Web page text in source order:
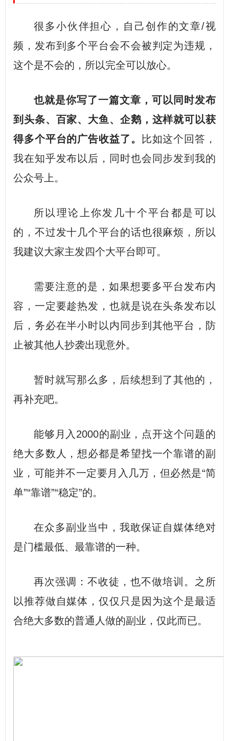
很多小伙伴担心，自己创作的文章/视
频，发布到多个平台会不会被判定为违规，
这个是不会的，所以完全可以放心。
也就是你写了一篇文章，可以同时发布
到头条、百家、大鱼、企鹅，这样就可以获
得多个平台的广告收益了。
比如这个回答，
我在知乎发布以后，同时也会同步发到我的
公众号上。
所以理论上你发几十个平台都是可以
的，不过发十几个平台的话也很麻烦，所以
我建议大家主发四个大平台即可。
需要注意的是，如果想要多平台发布内
容，一定要趁热发，也就是说在头条发布以
后，务必在半小时以内同步到其他平台，防
止被其他人抄袭出现意外。
暂时就写那么多，后续想到了其他的，
再补充吧。
能够月入2000的副业，点开这个问题的
绝大多数人，想必都是希望找一个靠谱的副
业，可能并不一定要月入几万，但必然是“简
单”“靠谱”“稳定”的。
在众多副业当中，我敢保证自媒体绝对
是门槛最低、最靠谱的一种。
再次强调：不收徒，也不做培训。之所
以推荐做自媒体，仅仅只是因为这个是最适
合绝大多数的普通人做的副业，仅此而已。